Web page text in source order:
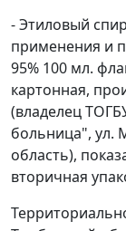
- Этиловый
применения и
95% 100 мл.
картонная,
(владелец
больница", ул.
область),
вторичная